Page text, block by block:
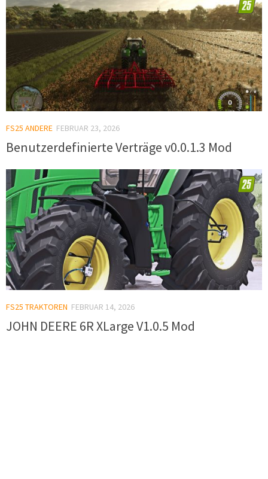
FS25 ANDERE FEBRUAR 23, 2026
Benutzerdefinierte Verträge v0.0.1.3 Mod
FS25 TRAKTOREN FEBRUAR 14, 2026
JOHN DEERE 6R XLarge V1.0.5 Mod